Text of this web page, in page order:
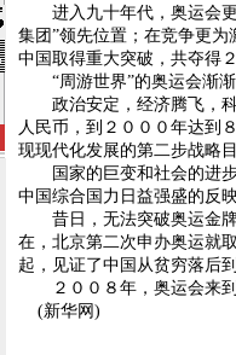
进入九十年代，奥运会更
集团”领先位置；在竞争更
中国取得重大突破，共夺得
“周游世界”的奥运会渐渐
政治安定，经济腾飞，科
人民币，到２０００年达到
现现代化发展的第二步战略
国家的巨变和社会的进步
中国综合国力日益强盛的反
昔日，无法突破奥运金牌
在，北京第二次申办奥运就
起，见证了中国从贫穷落后
２００８年，奥运会来到
(新华网)